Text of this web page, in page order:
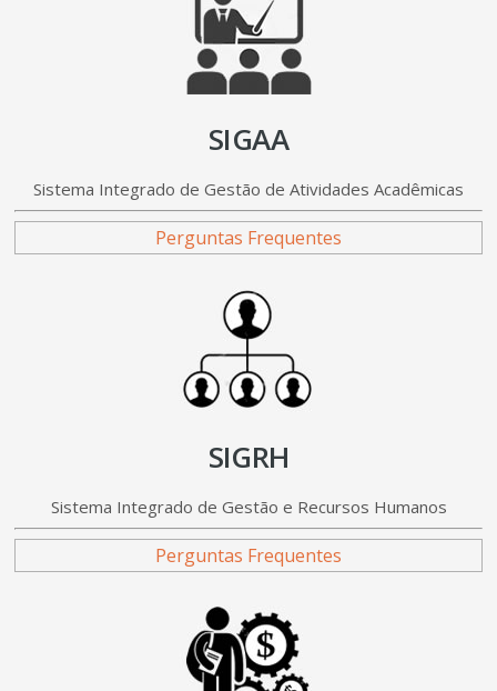
SIGAA
Sistema Integrado de Gestão de Atividades Acadêmicas
Perguntas Frequentes
SIGRH
Sistema Integrado de Gestão e Recursos Humanos
Perguntas Frequentes